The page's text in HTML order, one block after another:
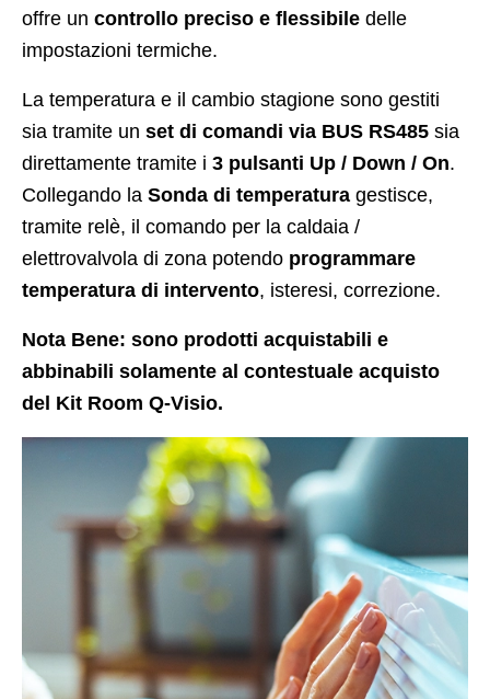
offre un controllo preciso e flessibile delle
impostazioni termiche.
La temperatura e il cambio stagione sono gestiti
sia tramite un set di comandi via BUS RS485 sia
direttamente tramite i 3 pulsanti Up / Down / On.
Collegando la Sonda di temperatura gestisce,
tramite relè, il comando per la caldaia /
elettrovalvola di zona potendo programmare
temperatura di intervento, isteresi, correzione.
Nota Bene: sono prodotti acquistabili e
abbinabili solamente al contestuale acquisto
del Kit Room Q-Visio.